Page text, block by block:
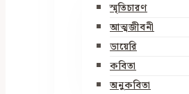
স্মৃতিচারণ
আত্মজীবনী
ডায়েরি
কবিতা
অনুকবিতা